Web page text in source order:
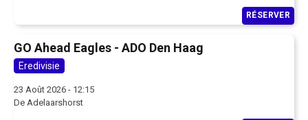
RÉSERVER
GO Ahead Eagles - ADO Den Haag
Eredivisie
23 Août 2026 - 12:15
De Adelaarshorst